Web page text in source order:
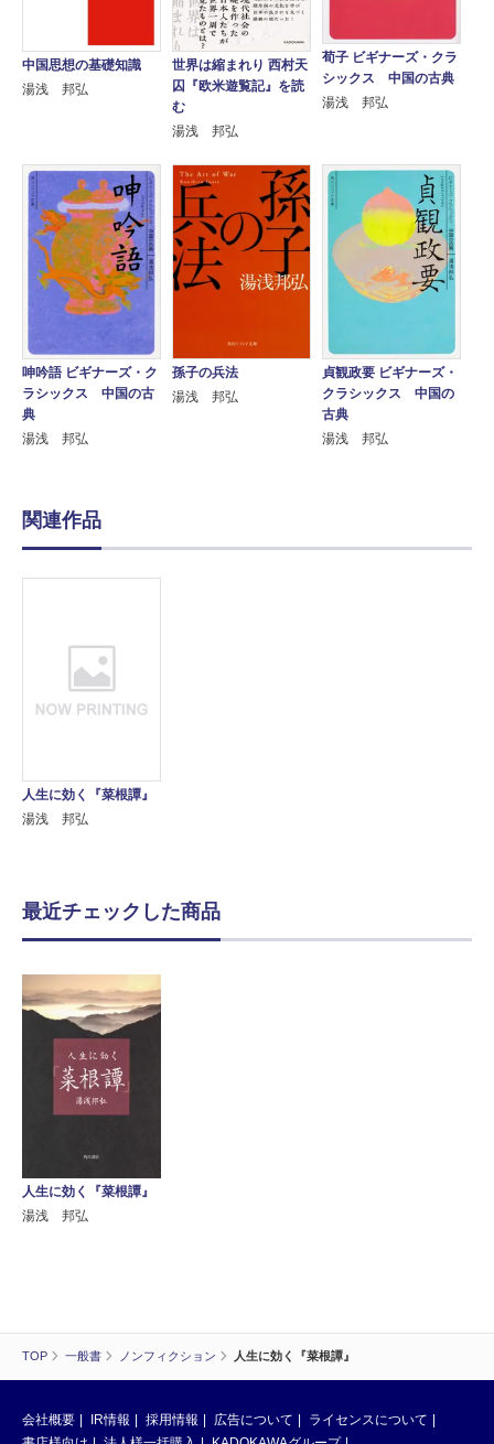
TOP 一般書 ノンフィクション 人生に効く『菜根譚』
中国思想の基礎知識
湯浅 邦弘
世界は縮まれり 西村天
囚『欧米遊覧記』を読
む
湯浅 邦弘
荀子 ビギナーズ・クラ
シックス 中国の古典
湯浅 邦弘
呻吟語 ビギナーズ・ク
ラシックス 中国の古
典
湯浅 邦弘
孫子の兵法
湯浅 邦弘
貞観政要 ビギナーズ・
クラシックス 中国の
古典
湯浅 邦弘
関連作品
人生に効く『菜根譚』
湯浅 邦弘
最近チェックした商品
人生に効く『菜根譚』
湯浅 邦弘
会社概要 IR情報 採用情報 広告について
ライセンスについて